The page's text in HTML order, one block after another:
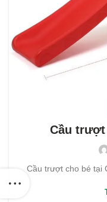
Cầu trượt
Cầu trượt cho bé tại